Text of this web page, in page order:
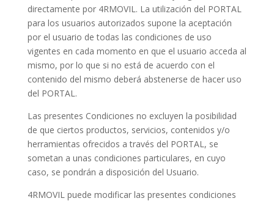
directamente por 4RMOVIL. La utilización del PORTAL
para los usuarios autorizados supone la aceptación
por el usuario de todas las condiciones de uso
vigentes en cada momento en que el usuario acceda al
mismo, por lo que si no está de acuerdo con el
contenido del mismo deberá abstenerse de hacer uso
del PORTAL.
Las presentes Condiciones no excluyen la posibilidad
de que ciertos productos, servicios, contenidos y/o
herramientas ofrecidos a través del PORTAL, se
sometan a unas condiciones particulares, en cuyo
caso, se pondrán a disposición del Usuario.
4RMOVIL puede modificar las presentes condiciones